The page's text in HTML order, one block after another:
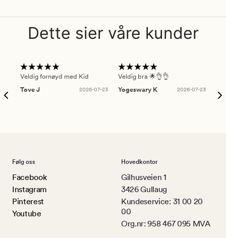
Dette sier våre kunder
Veldig fornøyd med Kid
Tove J
2026-07-23
Veldig bra 🌟👌👌
Yogeswary K
2026-07-23
Følg oss
Facebook
Instagram
Pinterest
Youtube
Hovedkontor
Gilhusveien 1
3426 Gullaug
Kundeservice: 31 00 20
00
Org.nr: 958 467 095 MVA